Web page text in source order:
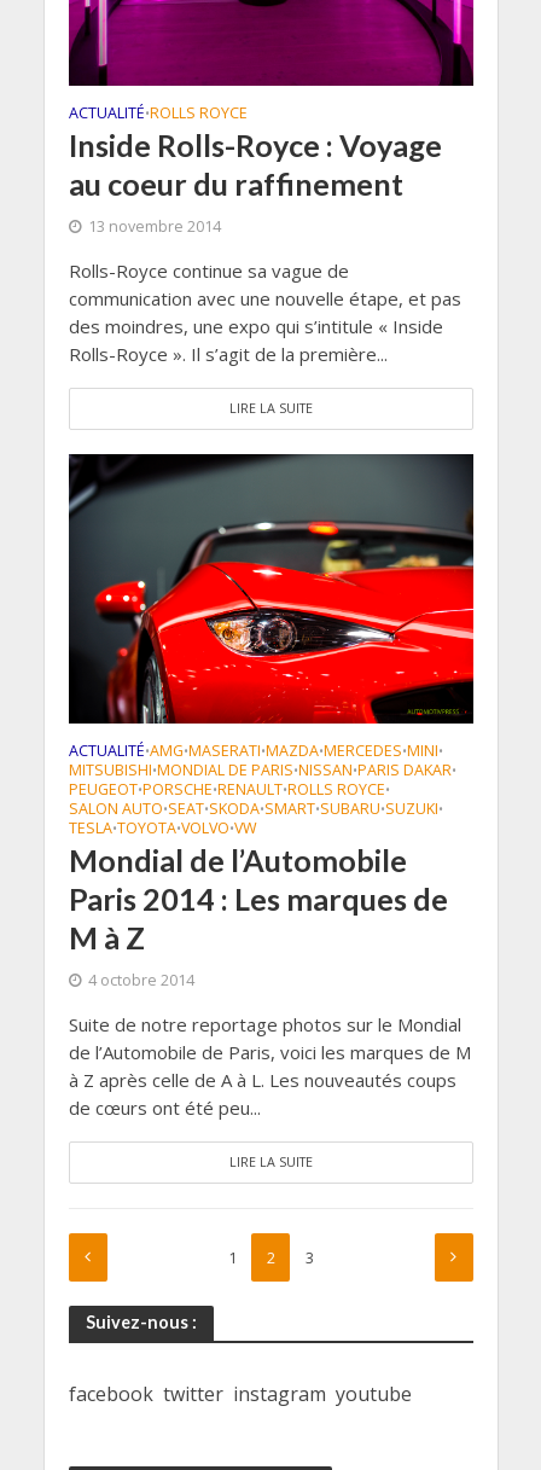
ACTUALITÉ•ROLLS ROYCE
Inside Rolls-Royce : Voyage
au coeur du raffinement
13 novembre 2014
Rolls-Royce continue sa vague de
communication avec une nouvelle étape, et pas
des moindres, une expo qui s’intitule « Inside
Rolls-Royce ». Il s’agit de la première...
LIRE LA SUITE
ACTUALITÉ•AMG•MASERATI•MAZDA•MERCEDES•MINI•
MITSUBISHI•MONDIAL DE PARIS•NISSAN•PARIS DAKAR•
PEUGEOT•PORSCHE•RENAULT•ROLLS ROYCE•
SALON AUTO•SEAT•SKODA•SMART•SUBARU•SUZUKI•
TESLA•TOYOTA•VOLVO•VW
Mondial de l’Automobile
Paris 2014 : Les marques de
M à Z
4 octobre 2014
Suite de notre reportage photos sur le Mondial
de l’Automobile de Paris, voici les marques de M
à Z après celle de A à L. Les nouveautés coups
de cœurs ont été peu...
LIRE LA SUITE
1 2 3
Suivez-nous :
facebook twitter instagram youtube